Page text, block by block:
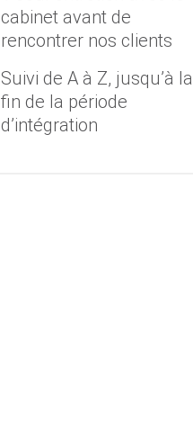
cabinet avant de
rencontrer nos clients
Suivi de A à Z, jusqu’à la
fin de la période
d’intégration